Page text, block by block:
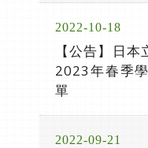
2022-10-18
【公告】日
2023年春季
單
2022-09-21